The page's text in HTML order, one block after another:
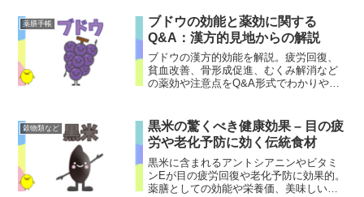
薬膳手帳
ブドウの効能と薬効に関する
Q&A：漢方的見地からの解説
ブドウの漢方的効能を解説。疲労回復、
貧血改善、骨形成促進、むくみ解消など
の薬効や注意点をQ&A形式でわかりやす
穀物類など
黒米の驚くべき健康効果 – 目の疲
労や老化予防に効く伝統食材
黒米に含まれるアントシアニンやビタミ
ンEが目の疲労回復や老化予防に効果的。
薬膳としての効能や栄養価、美味しい食